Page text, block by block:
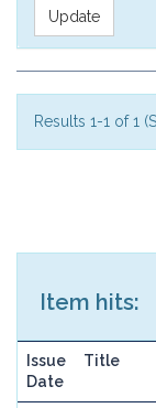
Results 1-1 of 1
Item hits:
Issue
Date
Title